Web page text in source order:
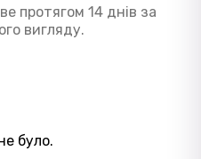
протягом 14 днів за
вигляду.
було.